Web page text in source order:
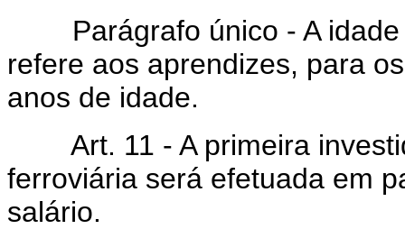
Parágrafo único - A idade
refere aos aprendizes, para
anos de idade.
Art. 11 - A primeira
ferroviária será efetuada em
salário.